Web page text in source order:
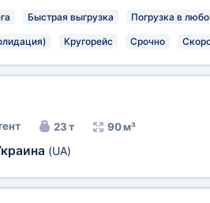
Быстрая выгрузка Погрузка в
Кругорейс Срочно
23 т 90 м³
(UA)